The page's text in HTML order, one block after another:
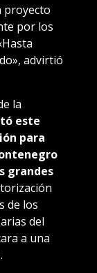
proyecto
por los
advirtió
la
este
para
grandes
de los
del
a una